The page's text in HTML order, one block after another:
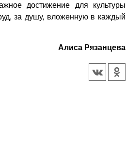
достижение для культуры
за душу, вложенную в каждый
Алиса Рязанцева